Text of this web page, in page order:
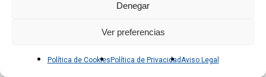
Denegar
Ver preferencias
Política de Cookies Política de PrivacidadAviso Legal